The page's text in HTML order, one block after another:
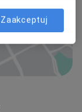
Zaakceptuj